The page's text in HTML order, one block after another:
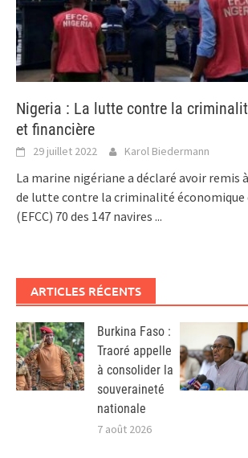
Nigeria : La lutte contre la
et financière
29 juillet 2022 Karol Biedermann
La marine nigériane a déclaré avoir remis
de lutte contre la criminalité économique
(EFCC) 70 des 147 navires ...
ARTICLES RÉCENTS
Burkina Faso :
Traoré appelle
à consolider la
souveraineté
nationale
7 août 2026